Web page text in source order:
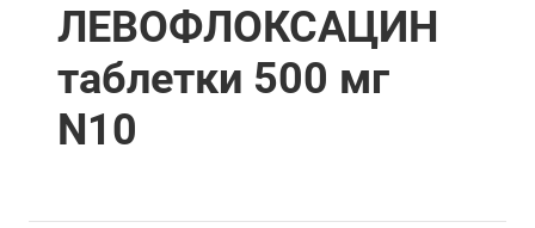
ЛЕВОФЛОКСАЦИН
таблетки 500 мг
N10